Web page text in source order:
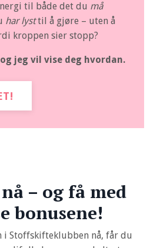
til både det du må
har lysttil å gjøre – uten å
kroppen sier stopp?
jeg vil vise deg hvordan.
– og få med
bonusene!
i Stoffskifteklubben nå, får du